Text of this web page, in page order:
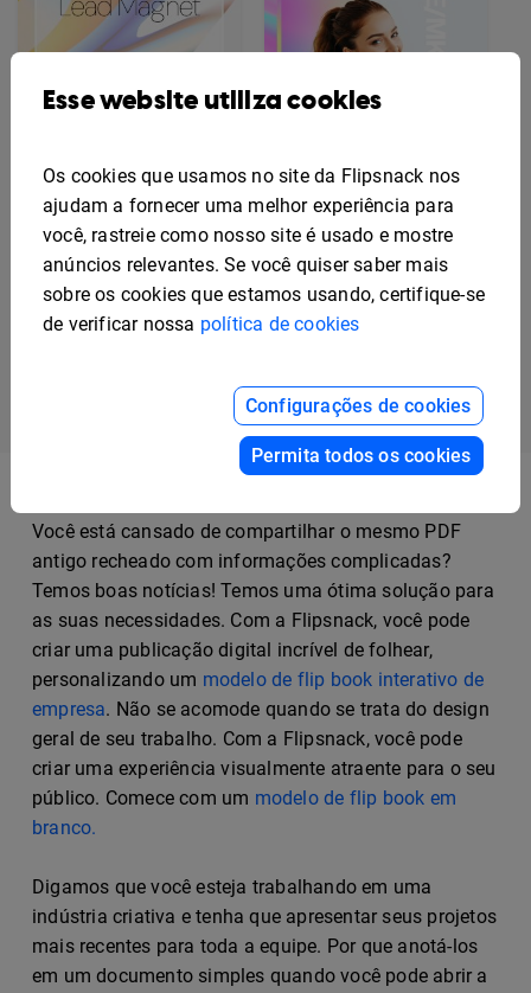
Ímã de chumbo digital
do estado da indústria
Modelo de Roteiro de
Mudança Interativo
Previous2 3 Next
Você está cansado de compartilhar o mesmo PDF
antigo recheado com informações complicadas?
Temos boas notícias! Temos uma ótima solução para
as suas necessidades. Com a Flipsnack, você pode
criar uma publicação digital incrível de folhear,
personalizando um modelo de flip book interativo de
empresa. Não se acomode quando se trata do design
geral de seu trabalho. Com a Flipsnack, você pode
criar uma experiência visualmente atraente para o seu
público. Comece com um modelo de flip book em
branco.
Digamos que você esteja trabalhando em uma
indústria criativa e tenha que apresentar seus projetos
mais recentes para toda a equipe. Por que anotá-los
em um documento simples quando você pode abrir a
Esse website utiliza cookies
Os cookies que usamos no site da Flipsnack nos
ajudam a fornecer uma melhor experiência para
você, rastreie como nosso site é usado e mostre
anúncios relevantes. Se você quiser saber mais
sobre os cookies que estamos usando, certifique-se
de verificar nossa política de cookies
Configurações de cookies
Permita todos os cookies